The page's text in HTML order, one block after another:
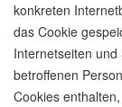
konkreten
das Cookie
Internetseiten
betroffenen
Cookies